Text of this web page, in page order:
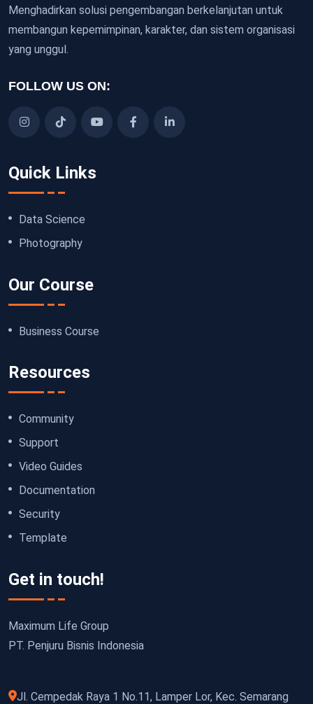
Menghadirkan solusi pengembangan berkelanjutan untuk
membangun kepemimpinan, karakter, dan sistem organisasi
yang unggul.
FOLLOW US ON:
Quick Links
Data Science
Photography
Our Course
Business Course
Resources
Community
Support
Video Guides
Documentation
Security
Template
Get in touch!
Maximum Life Group
PT. Penjuru Bisnis Indonesia
Jl. Cempedak Raya 1 No.11, Lamper Lor, Kec. Semarang